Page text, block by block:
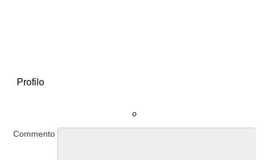
Profilo
o
Commento